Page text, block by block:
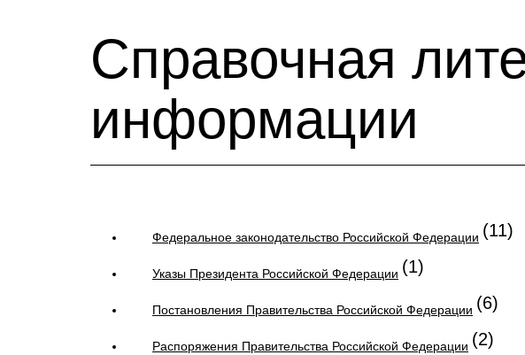
Справочная
информации
Федеральное законодательство Российской Федерации (11)
Указы Президента Российской Федерации (1)
Постановления Правительства Российской Федерации (6)
Распоряжения Правительства Российской Федерации (2)